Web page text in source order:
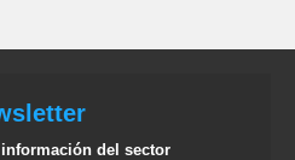
del sector